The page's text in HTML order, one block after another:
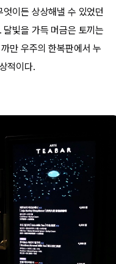
이든 상상해낼 수 있었던
빛을 가득 머금은 토끼는
만 우주의 한복판에서 누
적이다.